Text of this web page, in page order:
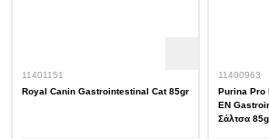
11401151
Royal Canin Gastrointestinal Cat 85gr
11400963
Purina Pro
EN
Σάλτσα